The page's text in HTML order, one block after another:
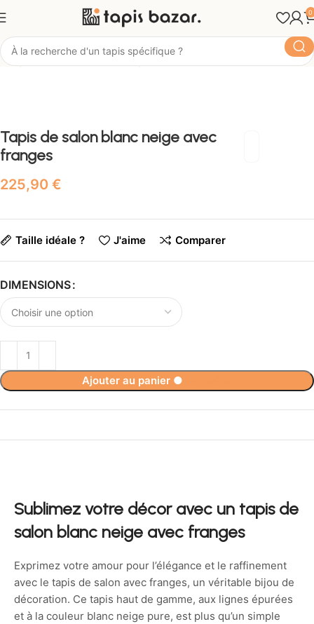
0
Tapis Salon
Tapis de salon blanc neige avec
franges
€
Taille idéale ? J'aime Comparer
DIMENSIONS
Ajouter au panier ●
Sublimez votre décor avec un tapis de
salon blanc neige avec franges
Exprimez votre amour pour l’élégance et le raffinement
avec le tapis de salon avec franges, un véritable bijou de
décoration. Ce tapis haut de gamme, aux lignes épurées
et à la couleur blanc neige pure, est plus qu’un simple